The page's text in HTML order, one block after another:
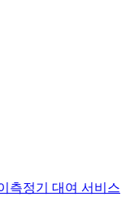
측정기 대여 서비스